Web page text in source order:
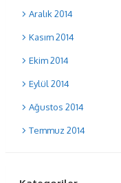
Aralık 2014
Kasım 2014
Ekim 2014
Eylül 2014
Ağustos 2014
Temmuz 2014